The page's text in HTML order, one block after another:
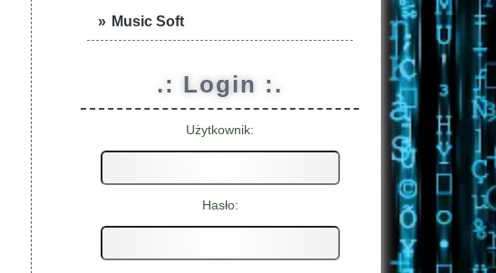
Music Soft
.: Login :.
Użytkownik:
Hasło: